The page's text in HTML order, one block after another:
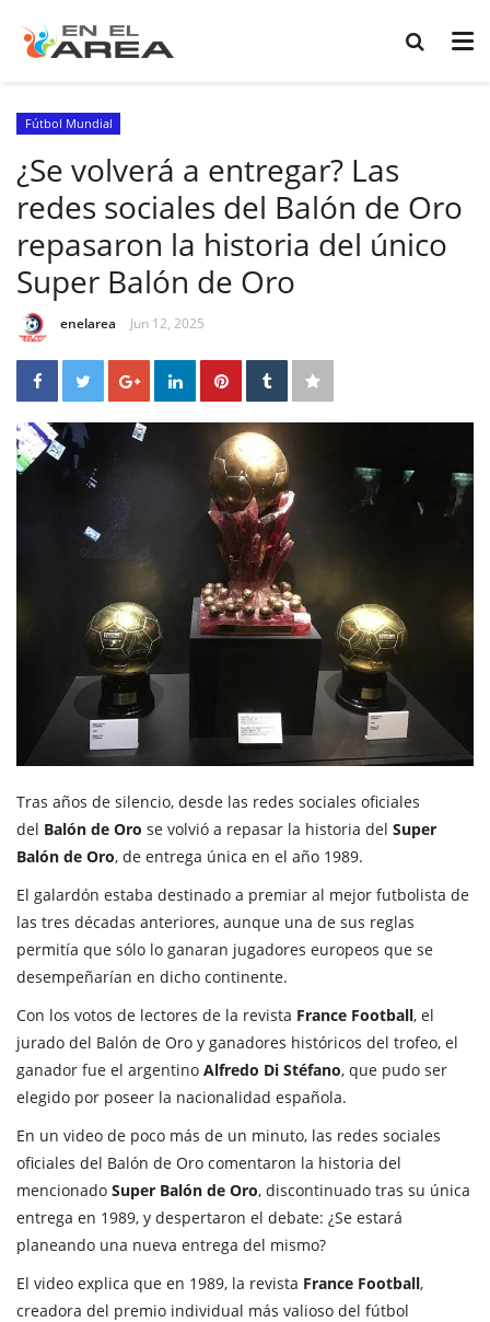
Fútbol Mundial
¿Se volverá a entregar? Las
redes sociales del Balón de Oro
repasaron la historia del único
Super Balón de Oro
enelarea Jun 12, 2025
Tras años de silencio, desde las redes sociales oficiales
del Balón de Oro se volvió a repasar la historia del Super
Balón de Oro, de entrega única en el año 1989.
El galardón estaba destinado a premiar al mejor futbolista de
las tres décadas anteriores, aunque una de sus reglas
permitía que sólo lo ganaran jugadores europeos que se
desempeñarían en dicho continente.
Con los votos de lectores de la revista France Football, el
jurado del Balón de Oro y ganadores históricos del trofeo, el
ganador fue el argentino Alfredo Di Stéfano, que pudo ser
elegido por poseer la nacionalidad española.
En un video de poco más de un minuto, las redes sociales
oficiales del Balón de Oro comentaron la historia del
mencionado Super Balón de Oro, discontinuado tras su única
entrega en 1989, y despertaron el debate: ¿Se estará
planeando una nueva entrega del mismo?
El video explica que en 1989, la revista France Football,
creadora del premio individual más valioso del fútbol